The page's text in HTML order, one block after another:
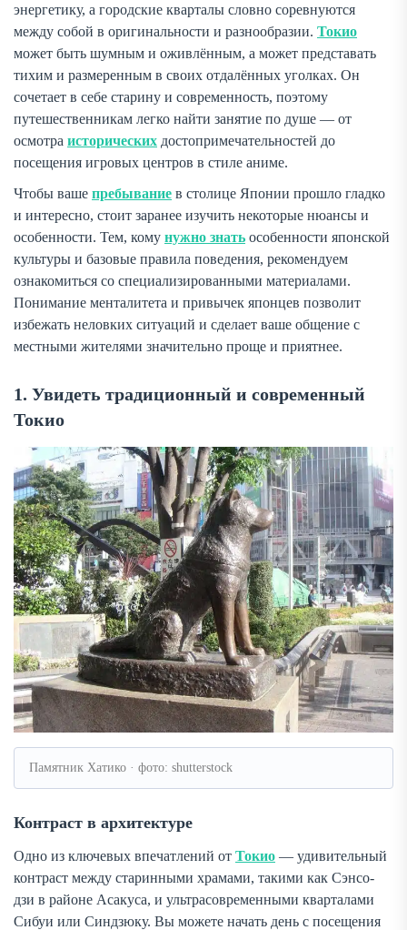
энергетику, а городские кварталы словно соревнуются
между собой в оригинальности и разнообразии. Токио
может быть шумным и оживлённым, а может представать
тихим и размеренным в своих отдалённых уголках. Он
сочетает в себе старину и современность, поэтому
путешественникам легко найти занятие по душе — от
осмотра исторических достопримечательностей до
посещения игровых центров в стиле аниме.
Чтобы ваше пребывание в столице Японии прошло гладко
и интересно, стоит заранее изучить некоторые нюансы и
особенности. Тем, кому нужно знать особенности японской
культуры и базовые правила поведения, рекомендуем
ознакомиться со специализированными материалами.
Понимание менталитета и привычек японцев позволит
избежать неловких ситуаций и сделает ваше общение с
местными жителями значительно проще и приятнее.
1. Увидеть традиционный и современный
Токио
Памятник Хатико · фото: shutterstock
Контраст в архитектуре
Одно из ключевых впечатлений от Токио — удивительный
контраст между старинными храмами, такими как Сэнсо-
дзи в районе Асакуса, и ультрасовременными кварталами
Сибуи или Синдзюку. Вы можете начать день с посещения